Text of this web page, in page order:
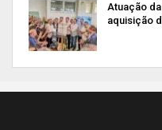
Atuação
aquisição